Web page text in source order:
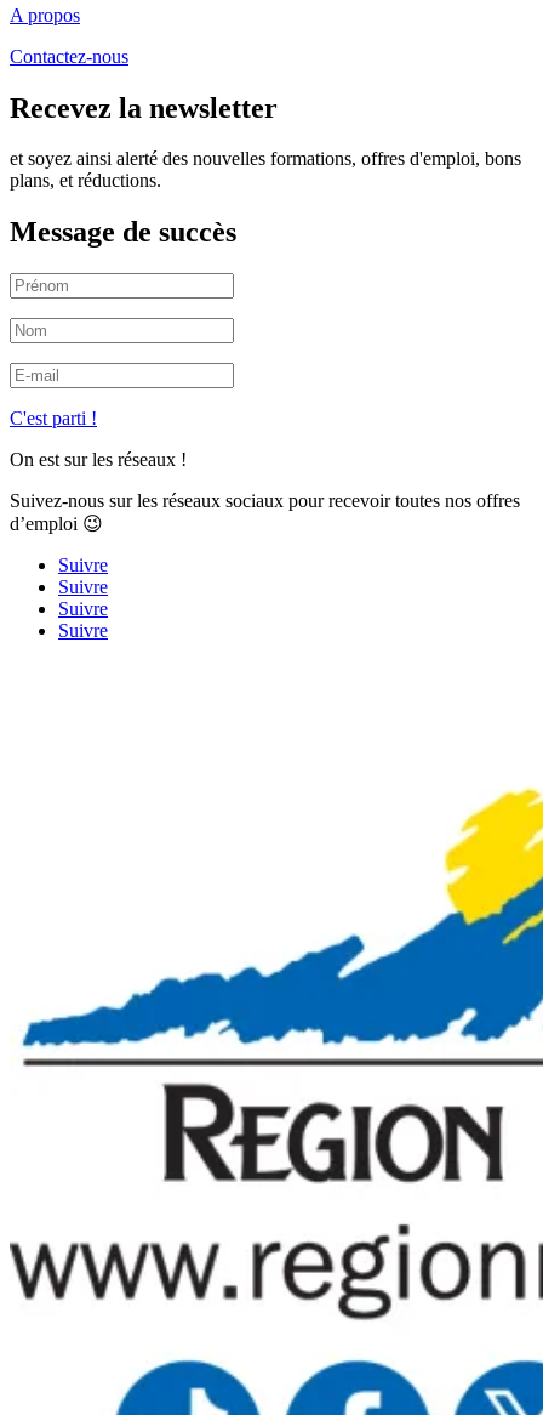
A propos
Contactez-nous
Recevez la newsletter
et soyez ainsi alerté des nouvelles formations, offres d'emploi, bons
plans, et réductions.
Message de succès
C'est parti !
On est sur les réseaux !
Suivez-nous sur les réseaux sociaux pour recevoir toutes nos offres
d’emploi 😉
Suivre
Suivre
Suivre
Suivre